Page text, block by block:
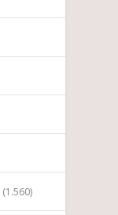
(1.560)